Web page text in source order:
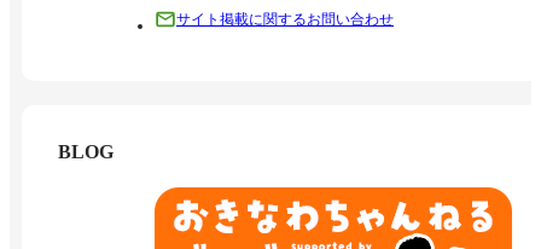
サイト掲載に関するお問い合わせ
BLOG